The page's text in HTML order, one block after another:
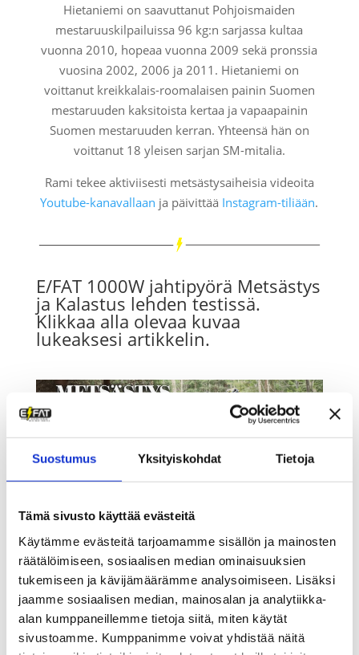
Suostumus Yksityiskohdat Tietoja
Tämä sivusto käyttää evästeitä
Käytämme evästeitä tarjoamamme sisällön ja mainosten
räätälöimiseen, sosiaalisen median ominaisuuksien
tukemiseen ja kävijämäärämme analysoimiseen. Lisäksi
jaamme sosiaalisen median, mainosalan ja analytiikka-
alan kumppaneillemme tietoja siitä, miten käytät
sivustoamme. Kumppanimme voivat yhdistää näitä
Hietaniemi on saavuttanut Pohjoismaiden
mestaruuskilpailuissa 96 kg:n sarjassa kultaa
vuonna 2010, hopeaa vuonna 2009 sekä pronssia
vuosina 2002, 2006 ja 2011. Hietaniemi on
voittanut kreikkalais-roomalaisen painin Suomen
mestaruuden kaksitoista kertaa ja vapaapainin
Suomen mestaruuden kerran. Yhteensä hän on
voittanut 18 yleisen sarjan SM-mitalia.
Rami tekee aktiviisesti metsästysaiheisia videoita
Youtube-kanavallaan ja päivittää Instagram-tiliään.
E/FAT 1000W jahtipyörä Metsästys
ja Kalastus lehden testissä.
Klikkaa alla olevaa kuvaa
lukeaksesi artikkelin.
Metsästyskoirien juoksutus
Metsästyskoira tarvitsee säännöllistä liikuntaa myös